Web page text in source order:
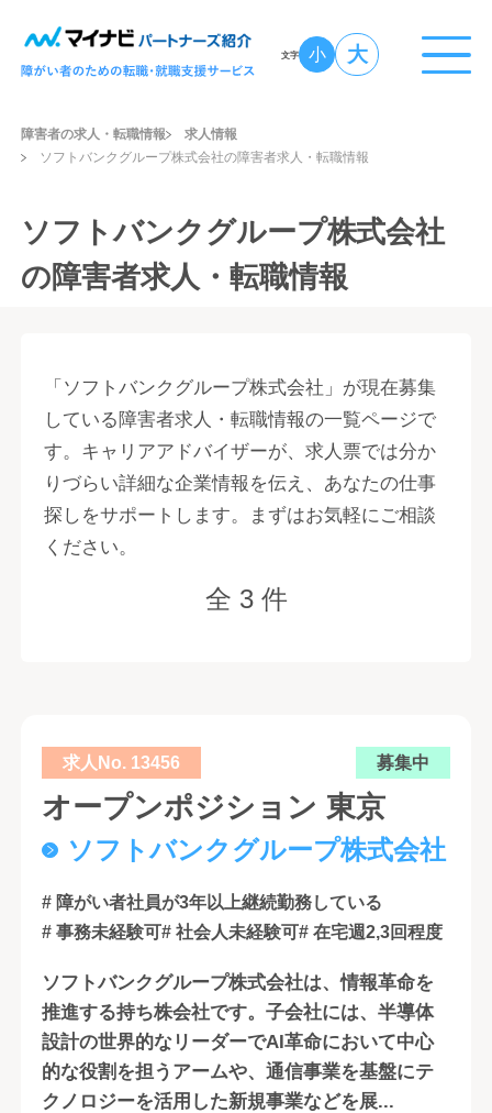
文字 小 大
障害者の求人・転職情報
求人情報
ソフトバンクグループ株式会社の障害者求人・転職情報
ソフトバンクグループ株式会社
の障害者求人・転職情報
「ソフトバンクグループ株式会社」が現在募集
している障害者求人・転職情報の一覧ページで
す。キャリアアドバイザーが、求人票では分か
りづらい詳細な企業情報を伝え、あなたの仕事
探しをサポートします。まずはお気軽にご相談
ください。
全 3 件
求人No. 13456 募集中
オープンポジション 東京
ソフトバンクグループ株式会社
# 障がい者社員が3年以上継続勤務している
# 事務未経験可# 社会人未経験可# 在宅週2,3回程度
ソフトバンクグループ株式会社は、情報革命を
推進する持ち株会社です。子会社には、半導体
設計の世界的なリーダーでAI革命において中心
的な役割を担うアームや、通信事業を基盤にテ
クノロジーを活用した新規事業などを展...